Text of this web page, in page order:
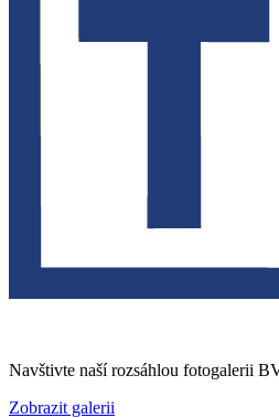
Navštivte naší rozsáhlou fotogalerii
Zobrazit galerii